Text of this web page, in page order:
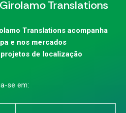
Translations
Translations acompanha
e nos mercados
de localização
se em: